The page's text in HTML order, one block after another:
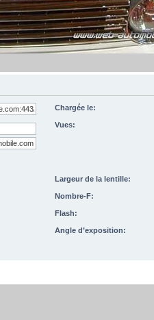
Chargée le:
Vues:
Largeur de la lentille:
Nombre-F:
Flash:
Angle d’exposition: